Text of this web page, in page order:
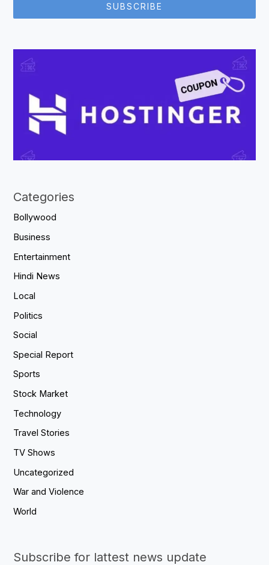
SUBSCRIBE
Categories
Bollywood
Business
Entertainment
Hindi News
Local
Politics
Social
Special Report
Sports
Stock Market
Technology
Travel Stories
TV Shows
Uncategorized
War and Violence
World
Subscribe for lattest news update